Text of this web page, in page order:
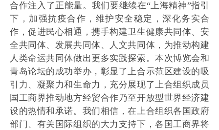
合作注入了正能量。我们要继续在“上海精神”指引
下，加强抗疫合作，维护安全稳定，深化务实合
作，促进民心相通，携手构建卫生健康共同体、安
全共同体、发展共同体、人文共同体，为推动构建
人类命运共同体做出更多实践探索。本次博览会和
青岛论坛的成功举办，彰显了上合示范区建设的吸
引力、凝聚力和生命力，充分展现了上合组织成员
国工商界推动地方经贸合作乃至开放型世界经济建
设的热情和承诺。我们相信，在上合组织各国政府
部门、有关国际组织的大力支持下，各国工商界将